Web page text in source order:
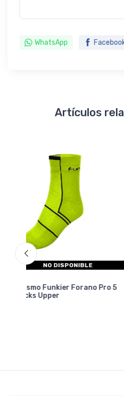
WhatsApp
Artículos
Medias Ciclismo
Summer Socks Upper